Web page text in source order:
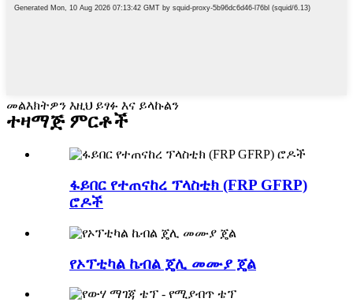
መልእክትዎን እዚህ ይፃፉ እና ይላኩልን
ተዛማጅ ምርቶች
ፋይበር የተጠናከረ ፕላስቲክ (FRP GFRP)
ሮዶች
የኦፕቲካል ኬብል ጄሊ መሙያ ጄል